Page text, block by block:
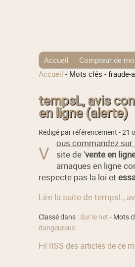
Accueil Compteur de
Tags Cloud
Accueil - Mots clés - fraude-
tempsL, avis
en ligne (alerte)
Rédigé par référencement -21
V ous commandez sur
site de 'vente en
arnaques en ligne
respecte pas la loi et
Lire la suite de tempsL,
Classé dans :Sur le net - Mots
dangeureux
Fil RSS des articles de ce